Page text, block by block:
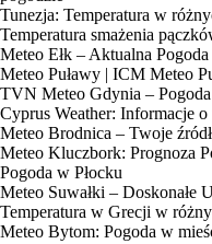
Tunezja: Temperatura w
Temperatura smażenia
Meteo Ełk – Aktualna Pogoda
Meteo Puławy | ICM Meteo
TVN Meteo Gdynia –
Cyprus Weather: Informacje
Meteo Brodnica – Twoje
Meteo Kluczbork: Prognoza
Pogoda w Płocku
Meteo Suwałki – Doskonałe
Temperatura w Grecji w
Meteo Bytom: Pogoda w